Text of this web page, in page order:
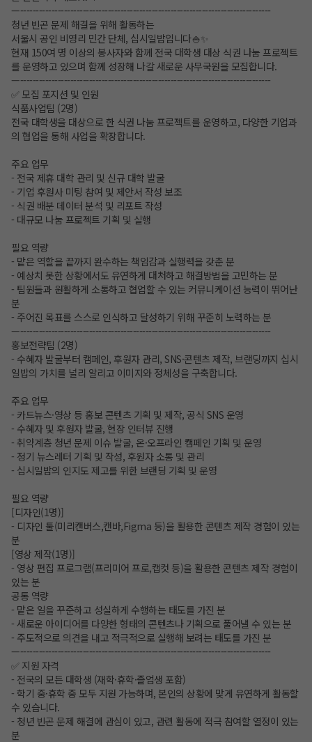
—--------------------------------------------------------------------------------
청년 빈곤 문제 해결을 위해 활동하는
서울시 공인 비영리 민간 단체, 십시일밥입니다🍚✨
현재 150여 명 이상의 봉사자와 함께 전국 대학생 대상 식권 나눔 프로젝트
를 운영하고 있으며 함께 성장해 나갈 새로운 사무국원을 모집합니다.
—--------------------------------------------------------------------------------
✅ 모집 포지션 및 인원
식품사업팀 (2명)
전국 대학생을 대상으로 한 식권 나눔 프로젝트를 운영하고, 다양한 기업과
의 협업을 통해 사업을 확장합니다.
주요 업무
- 전국 제휴 대학 관리 및 신규 대학 발굴
- 기업 후원사 미팅 참여 및 제안서 작성 보조
- 식권 배분 데이터 분석 및 리포트 작성
- 대규모 나눔 프로젝트 기획 및 실행
필요 역량
- 맡은 역할을 끝까지 완수하는 책임감과 실행력을 갖춘 분
- 예상치 못한 상황에서도 유연하게 대처하고 해결방법을 고민하는 분
- 팀원들과 원활하게 소통하고 협업할 수 있는 커뮤니케이션 능력이 뛰어난
분
- 주어진 목표를 스스로 인식하고 달성하기 위해 꾸준히 노력하는 분
—--------------------------------------------------------------------------------
홍보전략팀 (2명)
- 수혜자 발굴부터 캠페인, 후원자 관리, SNS·콘텐츠 제작, 브랜딩까지 십시
일밥의 가치를 널리 알리고 이미지와 정체성을 구축합니다.
주요 업무
- 카드뉴스·영상 등 홍보 콘텐츠 기획 및 제작, 공식 SNS 운영
- 수혜자 및 후원자 발굴, 현장 인터뷰 진행
- 취약계층 청년 문제 이슈 발굴, 온·오프라인 캠페인 기획 및 운영
- 정기 뉴스레터 기획 및 작성, 후원자 소통 및 관리
- 십시일밥의 인지도 제고를 위한 브랜딩 기획 및 운영
필요 역량
[디자인(1명)]
- 디자인 툴(미리캔버스,캔바,Figma 등)을 활용한 콘텐츠 제작 경험이 있는
분
[영상 제작(1명)]
- 영상 편집 프로그램(프리미어 프로,캡컷 등)을 활용한 콘텐츠 제작 경험이
있는 분
공통 역량
- 맡은 일을 꾸준하고 성실하게 수행하는 태도를 가진 분
- 새로운 아이디어를 다양한 형태의 콘텐츠나 기획으로 풀어낼 수 있는 분
- 주도적으로 의견을 내고 적극적으로 실행해 보려는 태도를 가진 분
—--------------------------------------------------------------------------------
✅ 지원 자격
- 전국의 모든 대학생 (재학·휴학·졸업생 포함)
- 학기 중·휴학 중 모두 지원 가능하며, 본인의 상황에 맞게 유연하게 활동할
수 있습니다.
- 청년 빈곤 문제 해결에 관심이 있고, 관련 활동에 적극 참여할 열정이 있는
분